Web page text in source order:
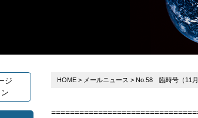
ジ
HOME> メールニュース > No.58 臨時号（11月